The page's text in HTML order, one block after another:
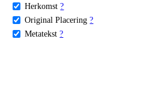
Herkomst ?
Original Placering ?
Metatekst ?